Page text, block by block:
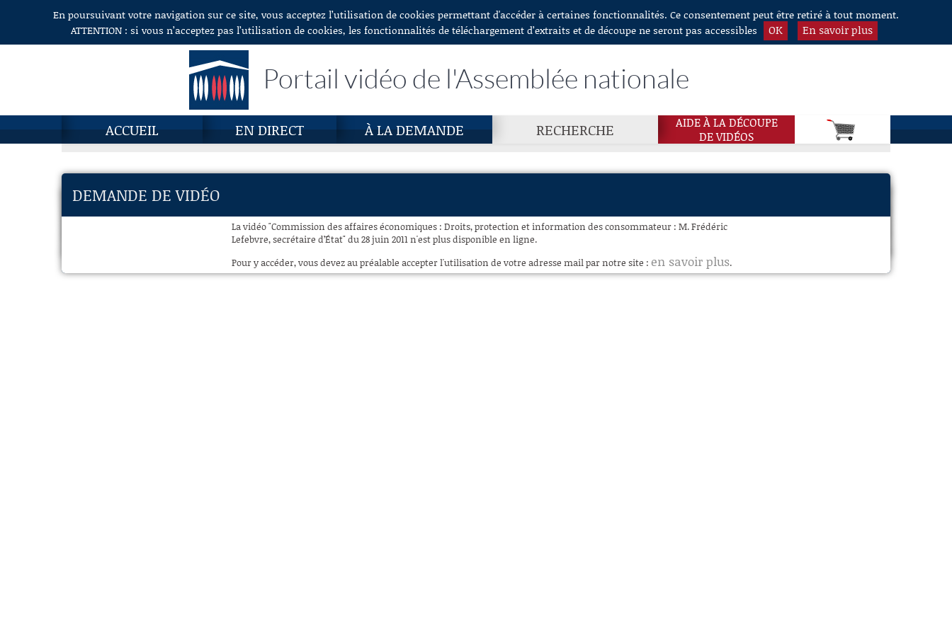
Aller au contenuEn poursuivant votre navigation sur ce site, vous acceptez l’utilisation de cookies permettant d'accéder à certaines fonctionnalités. Ce consentement peut être retiré à tout moment.
ATTENTION : si vous n’acceptez pas l’utilisation de cookies, les fonctionnalités de téléchargement d’extraits et de découpe ne seront pas accessibles
OK En savoir plus
Portail vidéo de l'Assemblée nationale
ACCUEIL EN DIRECT À LA DEMANDE RECHERCHE
AIDE À LA DÉCOUPE
DE VIDÉOS
DEMANDE DE VIDÉO
La vidéo "Commission des affaires économiques : Droits, protection et information des consommateur : M. Frédéric
Lefebvre, secrétaire d’État" du 28 juin 2011 n'est plus disponible en ligne.
Pour y accéder, vous devez au préalable accepter l'utilisation de votre adresse mail par notre site : en savoir plus.